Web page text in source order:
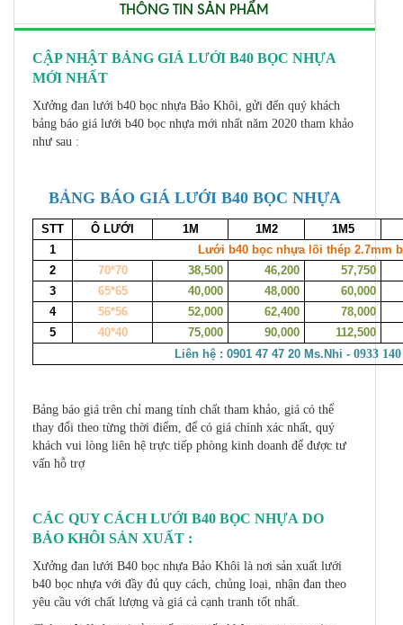
THÔNG TIN SẢN PHẨM
CẬP NHẬT BẢNG GIÁ LƯỚI B40 BỌC NHỰA
MỚI NHẤT
Xưởng đan lưới b40 bọc nhựa Bảo Khôi, gửi đến quý khách
bảng báo giá lưới b40 bọc nhựa mới nhất năm 2020 tham khảo
như sau :
BẢNG BÁO GIÁ LƯỚI B40 BỌC NHỰA
STT Ô LƯỚI 1M 1M2
1M5
1
Lưới b40 bọc nhựa lõi thép 2.7mm
2
70*70 38,500 46,200
57,750
3
65*65 40,000 48,000
60,000
4
56*56 52,000 62,400
78,000
5
40*40 75,000 90,000
112,500
Liên hệ : 0901 47 47 20 Ms.Nhi - 0933
Bảng báo giá trên chỉ mang tính chất tham khảo, giá có thể
thay đổi theo từng thời điểm, để có giá chính xác nhất, quý
khách vui lòng liên hệ trực tiếp phòng kinh doanh để được tư
vấn hỗ trợ
CÁC QUY CÁCH LƯỚI B40 BỌC NHỰA DO
BẢO KHÔI SẢN XUẤT :
Xưởng đan lưới B40 bọc nhựa Bảo Khôi là nơi sản xuất lưới
b40 bọc nhựa với đầy đủ quy cách, chủng loại, nhận đan theo
yêu cầu với chất lượng và giá cả cạnh tranh tốt nhất.